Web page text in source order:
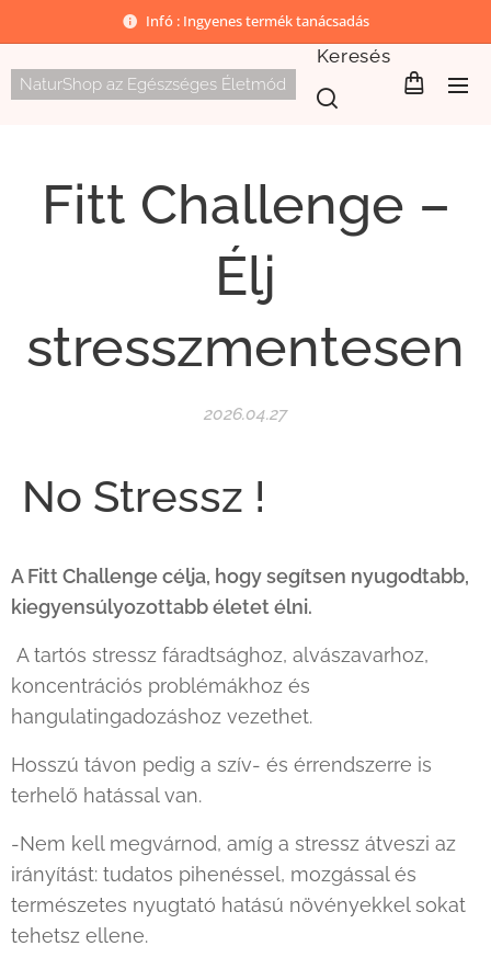
Infó : Ingyenes termék tanácsadás
NaturShop az Egészséges Életmód
Keresés
Fitt Challenge –
Élj
stresszmentesen
2026.04.27
No Stressz !
A Fitt Challenge célja, hogy segítsen nyugodtabb,
kiegyensúlyozottabb életet élni.
A tartós stressz fáradtsághoz, alvászavarhoz,
koncentrációs problémákhoz és
hangulatingadozáshoz vezethet.
Hosszú távon pedig a szív- és érrendszerre is
terhelő hatással van.
-Nem kell megvárnod, amíg a stressz átveszi az
irányítást: tudatos pihenéssel, mozgással és
természetes nyugtató hatású növényekkel sokat
tehetsz ellene.